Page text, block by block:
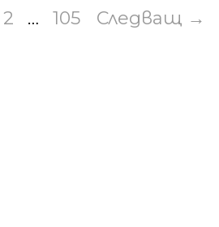
2 … 105 Следващ →